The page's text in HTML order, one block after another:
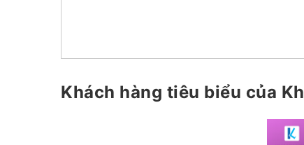
Khách hàng tiêu biểu của